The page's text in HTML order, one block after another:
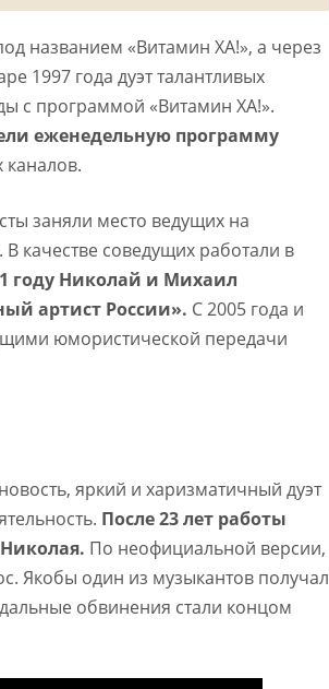
названием «Витамин ХА!», а через
1997 года дуэт талантливых
с программой «Витамин ХА!».
еженедельную программу
каналов.
заняли место ведущих на
качестве соведущих работали в
году Николай и Михаил
артист России». С 2005 года и
юмористической передачи
яркий и харизматичный дуэт
После 23 лет работы
По неофициальной версии,
Якобы один из музыкантов получал
обвинения стали концом